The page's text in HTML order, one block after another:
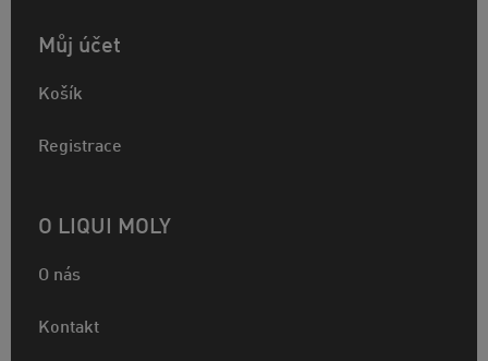
Můj účet
Košík
Registrace
O LIQUI MOLY
O nás
Kontakt